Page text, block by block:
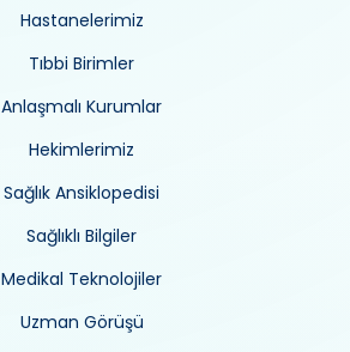
Hastanelerimiz
Tıbbi Birimler
Anlaşmalı Kurumlar
Hekimlerimiz
Sağlık Ansiklopedisi
Sağlıklı Bilgiler
Medikal Teknolojiler
Uzman Görüşü